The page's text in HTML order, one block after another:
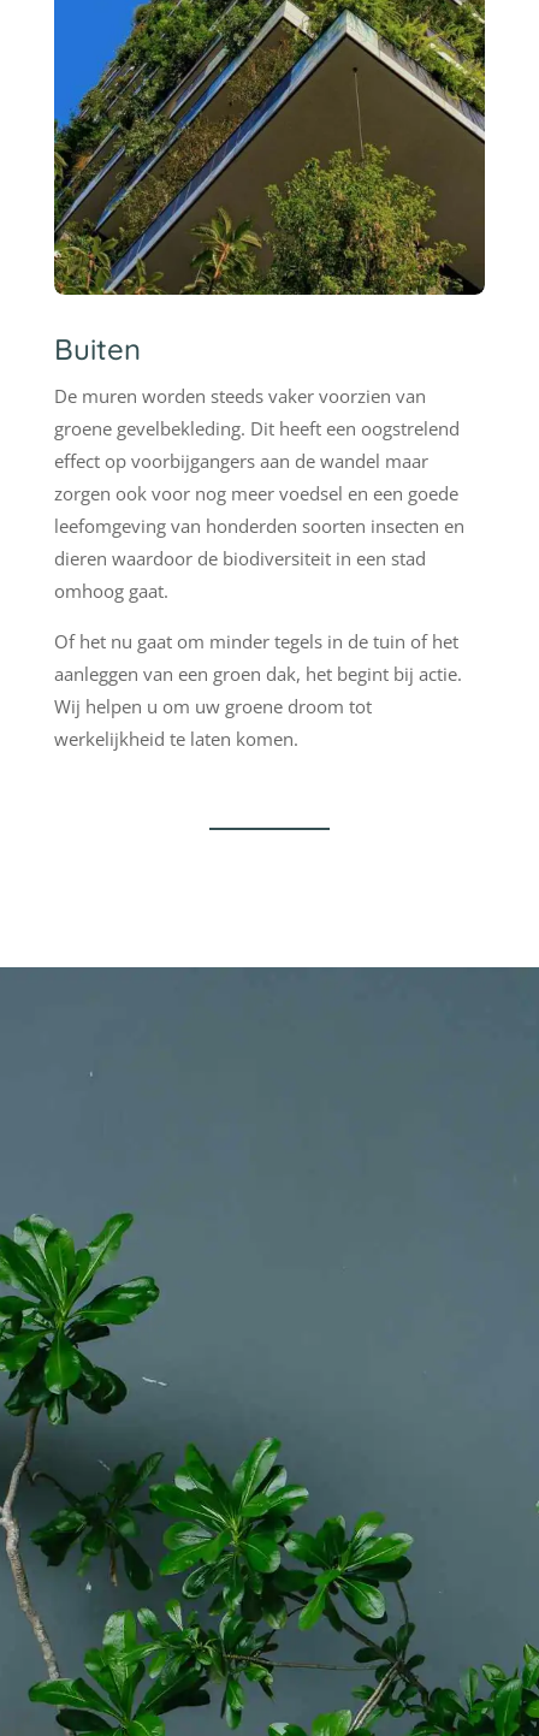
Buiten
De muren worden steeds vaker voorzien van
groene gevelbekleding. Dit heeft een oogstrelend
effect op voorbijgangers aan de wandel maar
zorgen ook voor nog meer voedsel en een goede
leefomgeving van honderden soorten insecten en
dieren waardoor de biodiversiteit in een stad
omhoog gaat.
Of het nu gaat om minder tegels in de tuin of het
aanleggen van een groen dak, het begint bij actie.
Wij helpen u om uw groene droom tot
werkelijkheid te laten komen.